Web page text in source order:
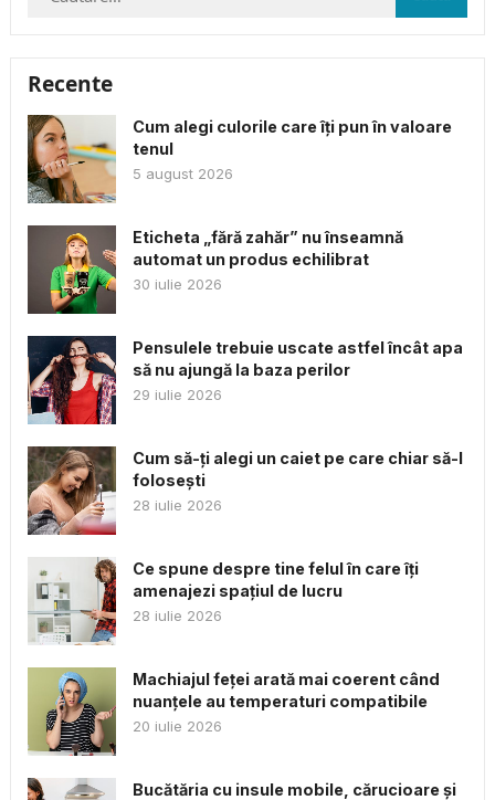
Recente
Cum alegi culorile care îți pun în valoare
tenul
5 august 2026
Eticheta „fără zahăr” nu înseamnă
automat un produs echilibrat
30 iulie 2026
Pensulele trebuie uscate astfel încât apa
să nu ajungă la baza perilor
29 iulie 2026
Cum să-ți alegi un caiet pe care chiar să-l
folosești
28 iulie 2026
Ce spune despre tine felul în care îți
amenajezi spațiul de lucru
28 iulie 2026
Machiajul feței arată mai coerent când
nuanțele au temperaturi compatibile
20 iulie 2026
Bucătăria cu insule mobile, cărucioare și